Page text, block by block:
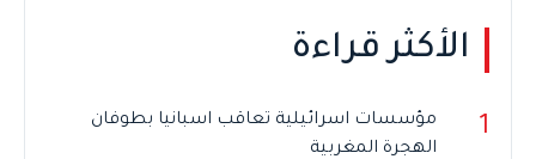
الأكثر قراءة
1
مؤسسات اسرائيلية تعاقب اسبانيا بطوفان
الهجرة المغربية